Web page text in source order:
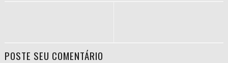
POSTE SEU COMENTÁRIO